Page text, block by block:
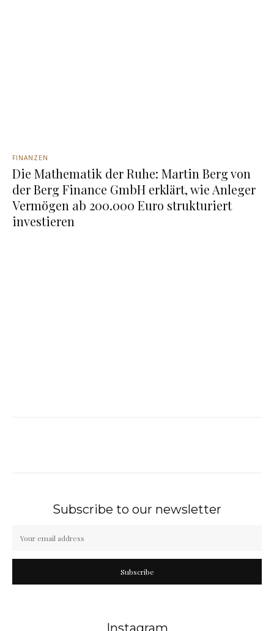
FINANZEN
Die Mathematik der Ruhe: Martin Berg von
der Berg Finance GmbH erklärt, wie Anleger
Vermögen ab 200.000 Euro strukturiert
investieren
Subscribe to our newsletter
Subscribe